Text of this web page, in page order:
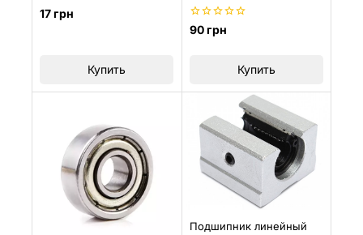
0
17грн
Купить
0
90грн
Купить
Подшипник линейный